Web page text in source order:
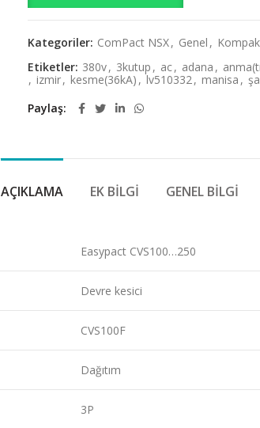
Kategoriler: ComPact NSX, Genel ,
Etiketler: 380v, 3kutup , ac, adana ,
, izmir, kesme(36kA) , lv510332, manisa ,
Paylaş
AÇIKLAMA EK BILGI GENEL BILGI
Easypact CVS100…250
Devre kesici
CVS100F
Dağıtım
3P